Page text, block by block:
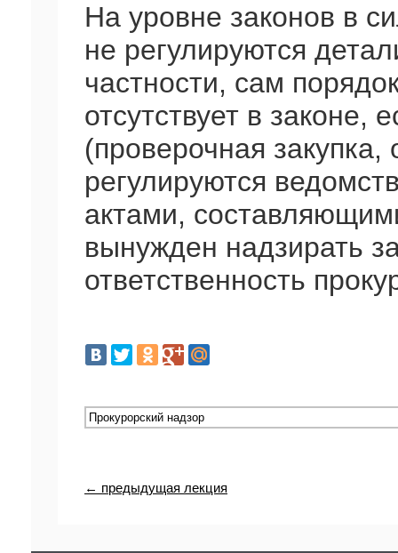
На уровне законов в
не регулируются
частности, сам
отсутствует в законе,
(проверочная
регулируются
актами,
вынужден надзирать
ответственность
← предыдущая лекция